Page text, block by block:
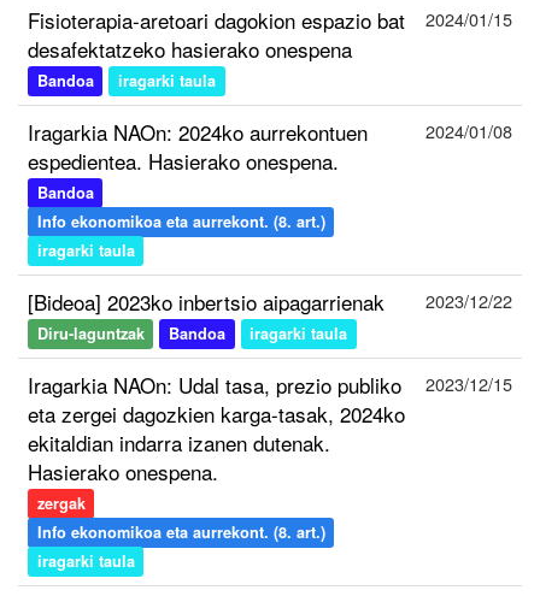
Fisioterapia-aretoari dagokion espazio bat
desafektatzeko hasierako onespena
Bandoa iragarki taula
2024/01/15
Iragarkia NAOn: 2024ko aurrekontuen
espedientea. Hasierako onespena.
Bandoa
Info ekonomikoa eta aurrekont. (8. art.)
iragarki taula
2024/01/08
[Bideoa] 2023ko inbertsio aipagarrienak
Diru-laguntzak Bandoa iragarki taula
2023/12/22
Iragarkia NAOn: Udal tasa, prezio publiko
eta zergei dagozkien karga-tasak, 2024ko
ekitaldian indarra izanen dutenak.
Hasierako onespena.
zergak
Info ekonomikoa eta aurrekont. (8. art.)
iragarki taula
2023/12/15